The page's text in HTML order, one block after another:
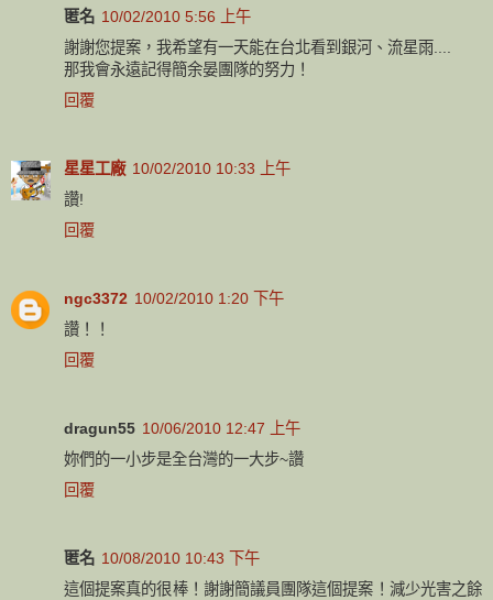
匿名 10/02/2010 5:56 上午
謝謝您提案，我希望有一天能在台北看到銀河、流星雨....
那我會永遠記得簡余晏團隊的努力！
回覆
星星工廠 10/02/2010 10:33 上午
讚!
回覆
ngc3372 10/02/2010 1:20 下午
讚！！
回覆
dragun55 10/06/2010 12:47 上午
妳們的一小步是全台灣的一大步~讚
回覆
匿名 10/08/2010 10:43 下午
這個提案真的很棒！謝謝簡議員團隊這個提案！減少光害之餘